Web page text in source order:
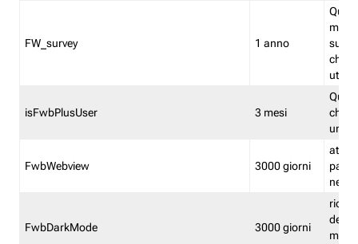
FW_survey 1 anno
utenti
isFwbPlusUser 3 mesi
che
una
FwbWebview 3000 giorni
attiva
FwbDarkMode 3000 giorni